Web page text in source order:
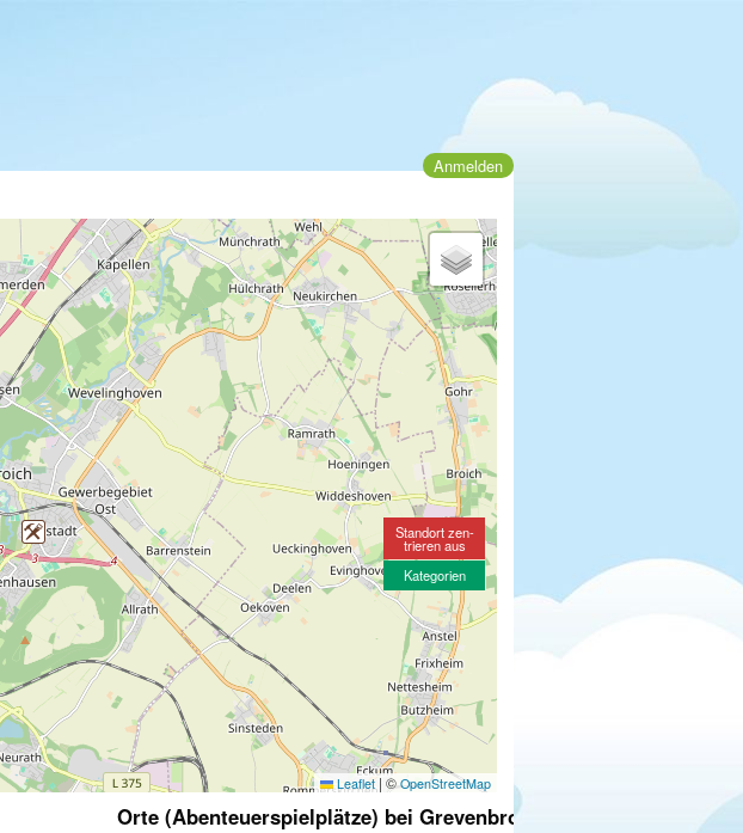
Anmelden
Leaflet | ©OpenStreetMap
Standort zen-
trieren aus
Kategorien
Orte (Abenteuerspielplätze) bei Grevenbroich